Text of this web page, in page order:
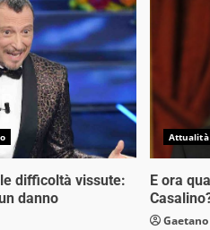
difficoltà vissute:
danno
Attualità
E ora